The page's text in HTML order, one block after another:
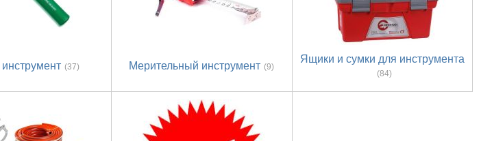
(37) Мерительный инструмент (9)
Ящики и сумки для инструмента
(84)